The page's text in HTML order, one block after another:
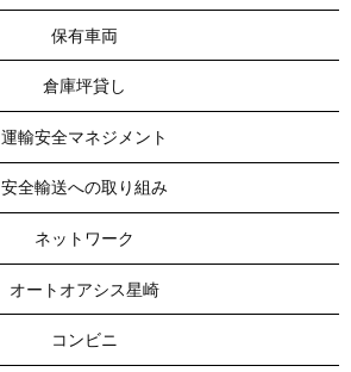
保有車両
倉庫坪貸し
運輸安全マネジメント
安全輸送への取り組み
ネットワーク
オートオアシス星崎
コンビニ